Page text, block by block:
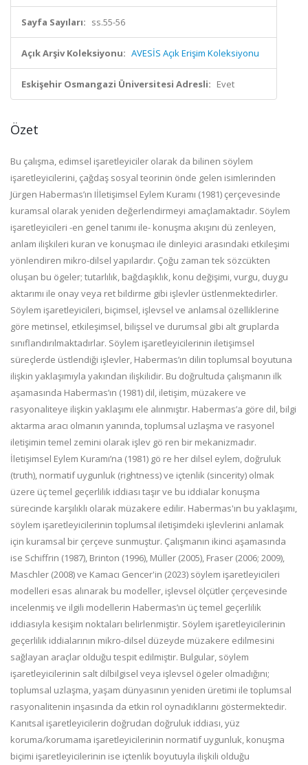
Sayfa Sayıları: ss.55-56
Açık Arşiv Koleksiyonu: AVESİS Açık Erişim Koleksiyonu
Eskişehir Osmangazi Üniversitesi Adresli: Evet
Özet
Bu çalışma, edimsel işaretleyiciler olarak da bilinen söylem
işaretleyicilerini, çağdaş sosyal teorinin önde gelen isimlerinden
Jürgen Habermas’ın Iİletişimsel Eylem Kuramı (1981) çerçevesinde
kuramsal olarak yeniden değerlendirmeyi amaçlamaktadır. Söylem
işaretleyicileri -en genel tanımı ile- konuşma akışını dü zenleyen,
anlam ilişkileri kuran ve konuşmacı ile dinleyici arasındaki etkileşimi
yönlendiren mikro-dilsel yapılardır. Çoğu zaman tek sözcükten
oluşan bu ögeler; tutarlılık, bağdaşıklık, konu değişimi, vurgu, duygu
aktarımı ile onay veya ret bildirme gibi işlevler üstlenmektedirler.
Söylem işaretleyicileri, biçimsel, işlevsel ve anlamsal özelliklerine
göre metinsel, etkileşimsel, bilişsel ve durumsal gibi alt gruplarda
sınıflandırılmaktadırlar. Söylem işaretleyicilerinin iletişimsel
süreçlerde üstlendiği işlevler, Habermas’ın dilin toplumsal boyutuna
ilişkin yaklaşımıyla yakından ilişkilidir. Bu doğrultuda çalışmanın ilk
aşamasında Habermas’ın (1981) dil, iletişim, müzakere ve
rasyonaliteye ilişkin yaklaşımı ele alınmıştır. Habermas’a göre dil, bilgi
aktarma aracı olmanın yanında, toplumsal uzlaşma ve rasyonel
iletişimin temel zemini olarak işlev gö ren bir mekanizmadır.
İletişimsel Eylem Kuramı’na (1981) gö re her dilsel eylem, doğruluk
(truth), normatif uygunluk (rightness) ve içtenlik (sincerity) olmak
üzere üç temel geçerlilik iddiası taşır ve bu iddialar konuşma
sürecinde karşılıklı olarak müzakere edilir. Habermas'ın bu yaklaşımı,
söylem işaretleyicilerinin toplumsal iletişimdeki işlevlerini anlamak
için kuramsal bir çerçeve sunmuştur. Çalışmanın ikinci aşamasında
ise Schiffrin (1987), Brinton (1996), Müller (2005), Fraser (2006; 2009),
Maschler (2008) ve Kamacı Gencer'in (2023) söylem işaretleyicileri
modelleri esas alınarak bu modeller, işlevsel ölçütler çerçevesinde
incelenmiş ve ilgili modellerin Habermas’ın üç temel geçerlilik
iddiasıyla kesişim noktaları belirlenmiştir. Söylem işaretleyicilerinin
geçerlilik iddialarının mikro-dilsel düzeyde müzakere edilmesini
sağlayan araçlar olduğu tespit edilmiştir. Bulgular, söylem
işaretleyicilerinin salt dilbilgisel veya işlevsel ögeler olmadığını;
toplumsal uzlaşma, yaşam dünyasının yeniden üretimi ile toplumsal
rasyonalitenin inşasında da etkin rol oynadıklarını göstermektedir.
Kanıtsal işaretleyicilerin doğrudan doğruluk iddiası, yüz
koruma/korumama işaretleyicilerinin normatif uygunluk, konuşma
biçimi işaretleyicilerinin ise içtenlik boyutuyla ilişkili olduğu